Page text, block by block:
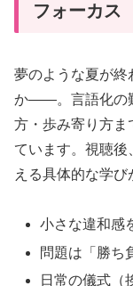
フォーカス
夢のような夏が終
か——。言語化の
方・歩み寄り方ま
ています。視聴後
える具体的な学び
小さな違和感
問題は「勝ち
日常の儀式（